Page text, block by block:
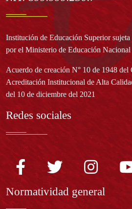
Institución de Educación Superior
por el Ministerio de Educación Nacional
Acuerdo de creación N° 10 de 1948 del
Acreditación Institucional de Alta
del 10 de diciembre del 2021
Redes sociales
Normatividad general